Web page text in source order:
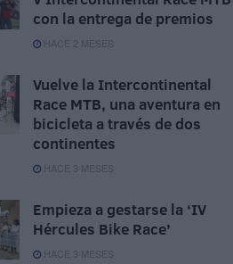
con la entrega de premios
HACE 2 MESES
Vuelve la Intercontinental
Race MTB, una aventura en
bicicleta a través de dos
continentes
HACE 3 MESES
Empieza a gestarse la ‘IV
Hércules Bike Race’
HACE 3 MESES